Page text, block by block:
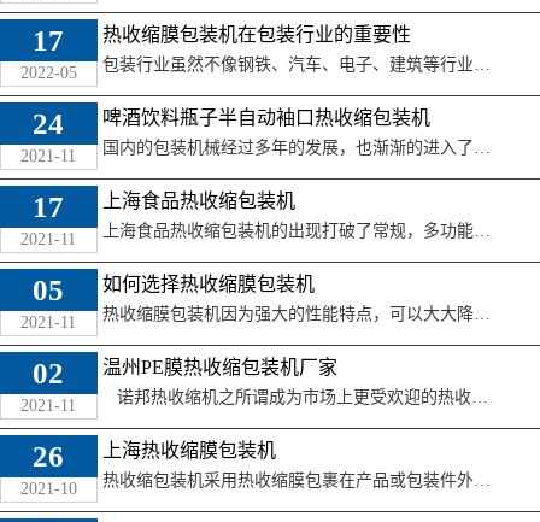
17
2022-05
热收缩膜包装机在包装行业的重要性
包装行业虽然不像钢铁、汽车、电子、建筑等行业那样是国民经济发展的主导和支柱产业，但是，随着社会主义市场经济的发展，包装行业的地位和作用日益突出。 包装 ...
24
2021-11
啤酒饮料瓶子半自动袖口热收缩包装机
国内的包装机械经过多年的发展，也渐渐的进入了饱和状态，但是，仅仅靠如今的发展已经不能满足现今市场发展的需求了，我国的瓶子热收缩包装机生产已经进入了到了 ...
17
2021-11
上海食品热收缩包装机
上海食品热收缩包装机的出现打破了常规，多功能的包装形式给企业增添了一丝活力，更加美观卫生，相比过去式更先进的技术，更严密的设计，适用范围更广，更加智能 ...
05
2021-11
如何选择热收缩膜包装机
热收缩膜包装机因为强大的性能特点，可以大大降低的生产成本，提高了生产效率。在自动化包装行业中已经占有很大的市场。那么，大家该如何选择好一台适合自己的热 ...
02
2021-11
温州PE膜热收缩包装机厂家
诺邦热收缩机之所谓成为市场上更受欢迎的热收缩机之一，必然是有原因的，和其他PE膜热收缩机相比，我们在服务上的优势也十分的明显 ...
26
2021-10
上海热收缩膜包装机
热收缩包装机采用热收缩膜包裹在产品或包装件外边，经过加热使收缩薄膜裹紧产品或包装件，充分显示物品外观、提高产品的展销性、增加美观及价值感；同时包装后的 ...